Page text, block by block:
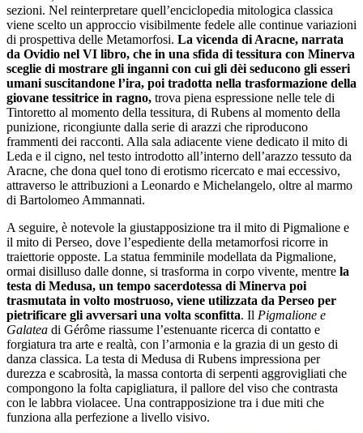
sezioni. Nel reinterpretare quell’enciclopedia mitologica classica
viene scelto un approccio visibilmente fedele alle continue variazioni
di prospettiva delle Metamorfosi. La vicenda di Aracne, narrata
da Ovidio nel VI libro, che in una sfida di tessitura con Minerva
sceglie di mostrare gli inganni con cui gli dèi seducono gli esseri
umani suscitandone l’ira, poi tradotta nella trasformazione della
giovane tessitrice in ragno, trova piena espressione nelle tele di
Tintoretto al momento della tessitura, di Rubens al momento della
punizione, ricongiunte dalla serie di arazzi che riproducono
frammenti dei racconti. Alla sala adiacente viene dedicato il mito di
Leda e il cigno, nel testo introdotto all’interno dell’arazzo tessuto da
Aracne, che dona quel tono di erotismo ricercato e mai eccessivo,
attraverso le attribuzioni a Leonardo e Michelangelo, oltre al marmo
di Bartolomeo Ammannati.
A seguire, è notevole la giustapposizione tra il mito di Pigmalione e
il mito di Perseo, dove l’espediente della metamorfosi ricorre in
traiettorie opposte. La statua femminile modellata da Pigmalione,
ormai disilluso dalle donne, si trasforma in corpo vivente, mentre la
testa di Medusa, un tempo sacerdotessa di Minerva poi
trasmutata in volto mostruoso, viene utilizzata da Perseo per
pietrificare gli avversari una volta sconfitta. Il Pigmalione e
Galatea di Gérôme riassume l’estenuante ricerca di contatto e
forgiatura tra arte e realtà, con l’armonia e la grazia di un gesto di
danza classica. La testa di Medusa di Rubens impressiona per
durezza e scabrosità, la massa contorta di serpenti aggrovigliati che
compongono la folta capigliatura, il pallore del viso che contrasta
con le labbra violacee. Una contrapposizione tra i due miti che
funziona alla perfezione a livello visivo.